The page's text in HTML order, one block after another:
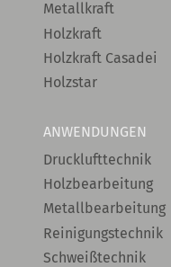
Metallkraft
Holzkraft
Holzkraft Casadei
Holzstar
ANWENDUNGEN
Drucklufttechnik
Holzbearbeitung
Metallbearbeitung
Reinigungstechnik
Schweißtechnik